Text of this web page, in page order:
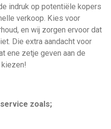
indruk op potentiële kopers
verkoop. Kies voor
en wij zorgen ervoor dat
Die extra aandacht voor
ene zetje geven aan de
zoals;